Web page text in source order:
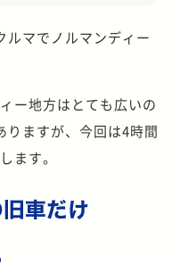
ルマでノルマンディー
ー地方はとても広いの
りますが、今回は4時間
ます。